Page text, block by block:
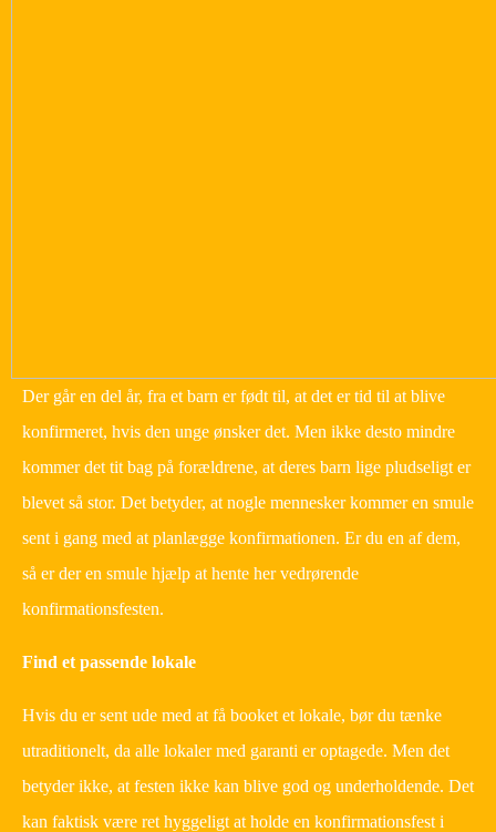
Der går en del år, fra et barn er født til, at det er tid til at blive
konfirmeret, hvis den unge ønsker det. Men ikke desto mindre
kommer det tit bag på forældrene, at deres barn lige pludseligt er
blevet så stor. Det betyder, at nogle mennesker kommer en smule
sent i gang med at planlægge konfirmationen. Er du en af dem,
så er der en smule hjælp at hente her vedrørende
konfirmationsfesten.
Find et passende lokale
Hvis du er sent ude med at få booket et lokale, bør du tænke
utraditionelt, da alle lokaler med garanti er optagede. Men det
betyder ikke, at festen ikke kan blive god og underholdende. Det
kan faktisk være ret hyggeligt at holde en konfirmationsfest i